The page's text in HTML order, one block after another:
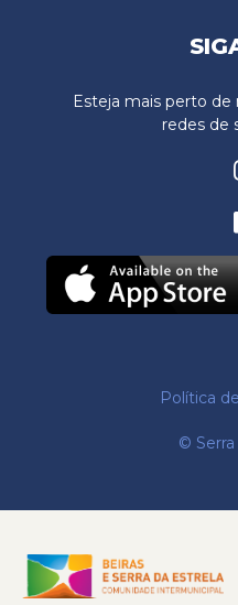
Esteja mais perto de
redes de
©
Política